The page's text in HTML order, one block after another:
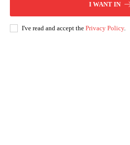
I WANT IN
I've read and accept the Privacy Policy.